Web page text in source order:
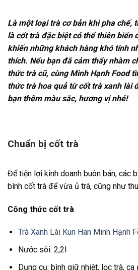
Là một loại trà cơ bản khi pha chế,
là cốt trà đặc biệt có thể thiên biến
khiến những khách hàng khó tính
thích. Nếu bạn đã cảm thấy nhàm
thức trà cũ, cùng Minh Hạnh Food
thức trà hoa quả từ cốt trà xanh lài
bạn thêm màu sắc, hương vị nhé!
Chuẩn bị cốt trà
Để tiện lợi kinh doanh buôn bán, các
bình cốt trà để vừa ủ trà, cũng như
Công thức cốt trà
Trà Xanh Lài Kun Han Minh Hạnh
Nước sôi: 2,2l
Dụng cụ: bình giữ nhiệt, lọc trà, ca